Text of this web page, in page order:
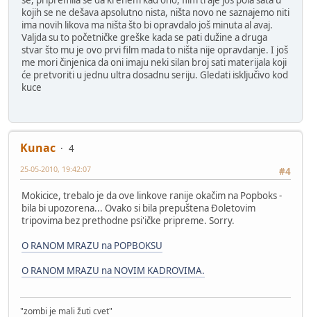
kojih se ne dešava apsolutno nista, ništa novo ne saznajemo niti
ima novih likova ma ništa što bi opravdalo još minuta al avaj.
Valjda su to početničke greške kada se pati dužine a druga
stvar što mu je ovo prvi film mada to ništa nije opravdanje. I još
me mori činjenica da oni imaju neki silan broj sati materijala koji
će pretvoriti u jednu ultra dosadnu seriju. Gledati isključivo kod
kuce
Kunac
4
#4
25-05-2010, 19:42:07
Mokicice, trebalo je da ove linkove ranije okačim na Popboks -
bila bi upozorena... Ovako si bila prepuštena Đoletovim
tripovima bez prethodne psi'ičke pripreme. Sorry.
O RANOM MRAZU na POPBOKSU
O RANOM MRAZU na NOVIM KADROVIMA.
"zombi je mali žuti cvet"